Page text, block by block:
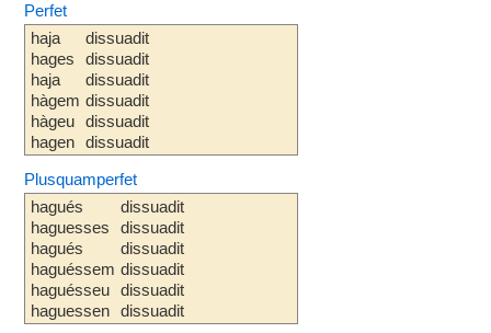
Perfet
haja
hages
haja
hàgem
hàgeu
hagen
dissuadit
dissuadit
dissuadit
dissuadit
dissuadit
dissuadit
Plusquamperfet
hagués
haguesses
hagués
haguéssem
haguésseu
haguessen
dissuadit
dissuadit
dissuadit
dissuadit
dissuadit
dissuadit